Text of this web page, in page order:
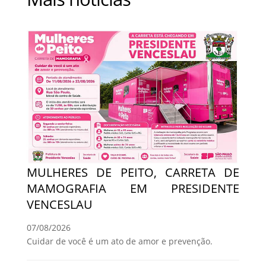
MULHERES DE PEITO, CARRETA DE
MAMOGRAFIA EM PRESIDENTE
VENCESLAU
07/08/2026
Cuidar de você é um ato de amor e prevenção.